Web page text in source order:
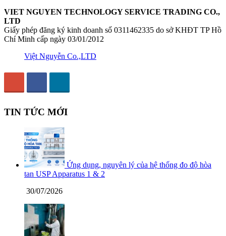
VIET NGUYEN TECHNOLOGY SERVICE TRADING CO.,
LTD
Giấy phép đăng ký kinh doanh số 0311462335 do sở KHĐT TP Hồ
Chí Minh cấp ngày 03/01/2012
Việt Nguyễn Co.,LTD
TIN TỨC MỚI
Ứng dụng, nguyên lý của hệ thống đo độ hòa
tan USP Apparatus 1 & 2
30/07/2026